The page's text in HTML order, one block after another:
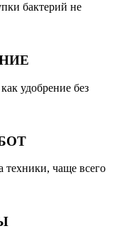
бактерий не
удобрение без
техники, чаще всего